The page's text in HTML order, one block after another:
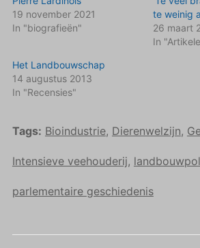
19 november 2021
In "biografieën"
te weinig
26 maart
In
Het Landbouwschap
14 augustus 2013
In "Recensies"
Tags: Bioindustrie, Dierenwelzijn,
Intensieve veehouderij,
parlementaire geschiedenis